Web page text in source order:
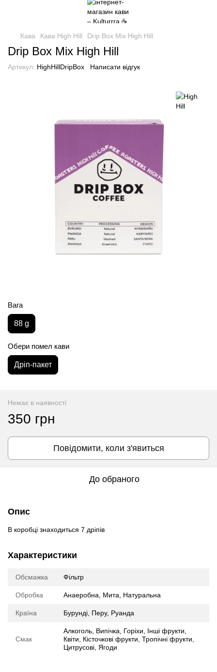
Кава Кава High Hill Drip Box Mix High Hill
Drip Box Mix High Hill
Артикул: HighHillDripBox Написати відгук
Вага
88 g
Обери помел кави
Дріп-пакет
Немає в наявності
350 грн
Повідомити, коли з'явиться
До обраного
Опис
В коробці знаходиться 7 дріпів
Характеристики
Обсмажка Фільтр
Обробка Анаеробна Мита Натуральна
Країна Бурунді Перу, Руанда
Смак
Алкоголь Випічка Горіхи Інші фрукти
Квіти
Кісточкові фрукти Тропічні фрукти
Цитрусові Ягоди